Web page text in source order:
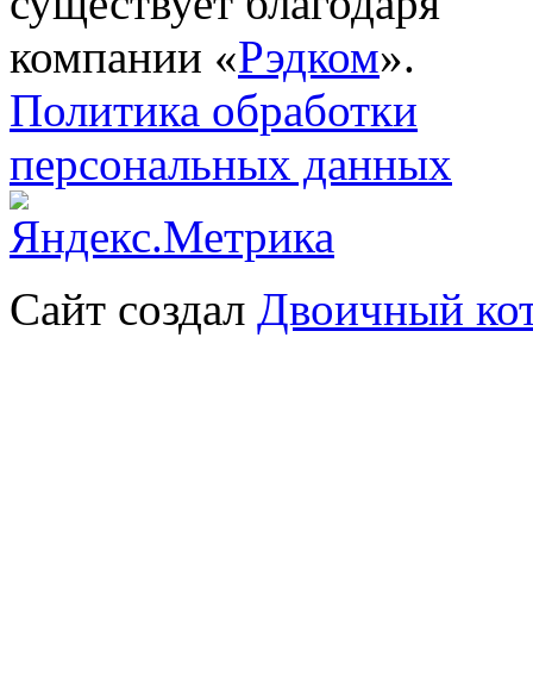
компании «Рэдком».
Политика обработки
персональных данных
Сайт создал Двоичный